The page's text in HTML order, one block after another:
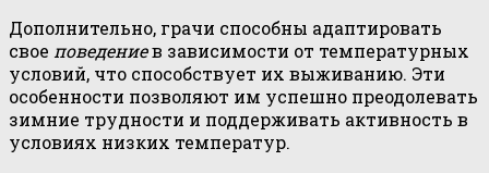
Дополнительно, грачи способны адаптировать
свое поведениев зависимости от температурных
условий, что способствует их выживанию. Эти
особенности позволяют им успешно преодолевать
зимние трудности и поддерживать активность в
условиях низких температур.